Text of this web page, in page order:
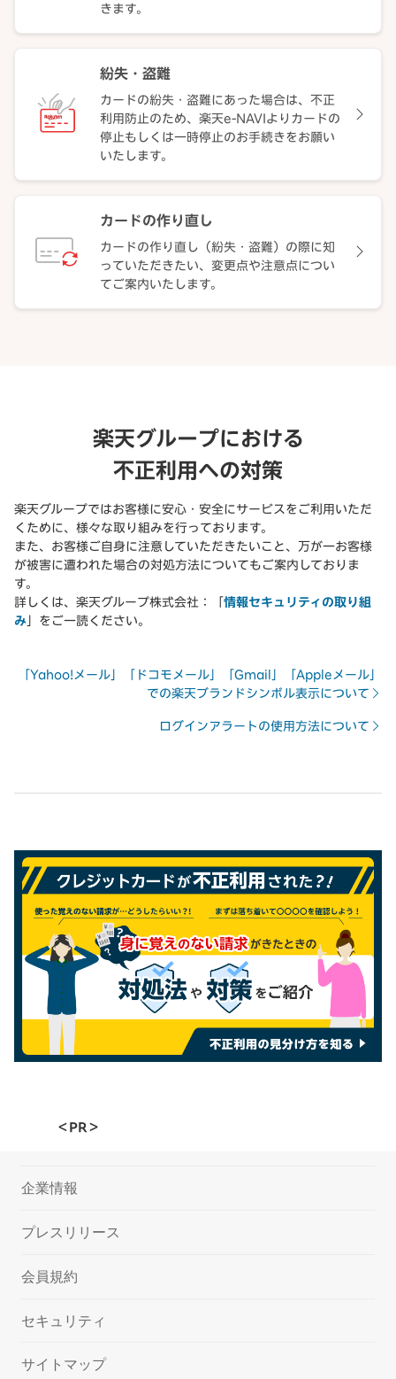
きます。
紛失・盗難
カードの紛失・盗難にあった場合は、不正
利用防止のため、楽天e-NAVIよりカードの
停止もしくは一時停止のお手続きをお願い
いたします。
カードの作り直し
カードの作り直し（紛失・盗難）の際に知
っていただきたい、変更点や注意点につい
てご案内いたします。
楽天グループにおける
不正利用への対策
楽天グループではお客様に安心・安全にサービスをご利用いただ
くために、様々な取り組みを行っております。
また、お客様ご自身に注意していただきたいこと、万が一お客様
が被害に遭われた場合の対処方法についてもご案内しておりま
す。
詳しくは、楽天グループ株式会社：「情報セキュリティの取り組
み 」をご一読ください。
「Yahoo!メール」「ドコモメール」「Gmail」「Appleメール」
での楽天ブランドシンボル表示について
ログインアラートの使用方法について
＜PR＞
企業情報
プレスリリース
会員規約
セキュリティ
サイトマップ